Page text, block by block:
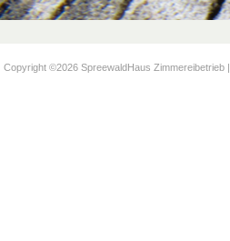
Copyright ©2026 SpreewaldHaus Zimmereibetrieb |